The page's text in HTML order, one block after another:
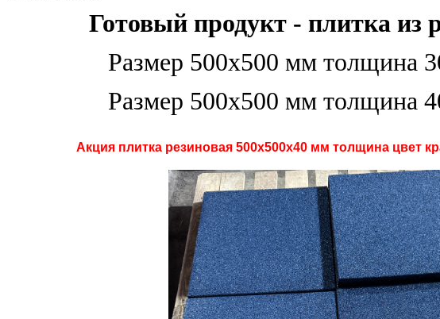
Готовый продукт - плитка из
Размер 500х500 мм толщина 30
Размер 500х500 мм толщина 40
Акция плитка резиновая 500х500х40 мм толщина цвет